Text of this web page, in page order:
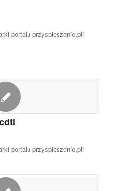
portalu przyspieszenie.pl!
portalu przyspieszenie.pl!